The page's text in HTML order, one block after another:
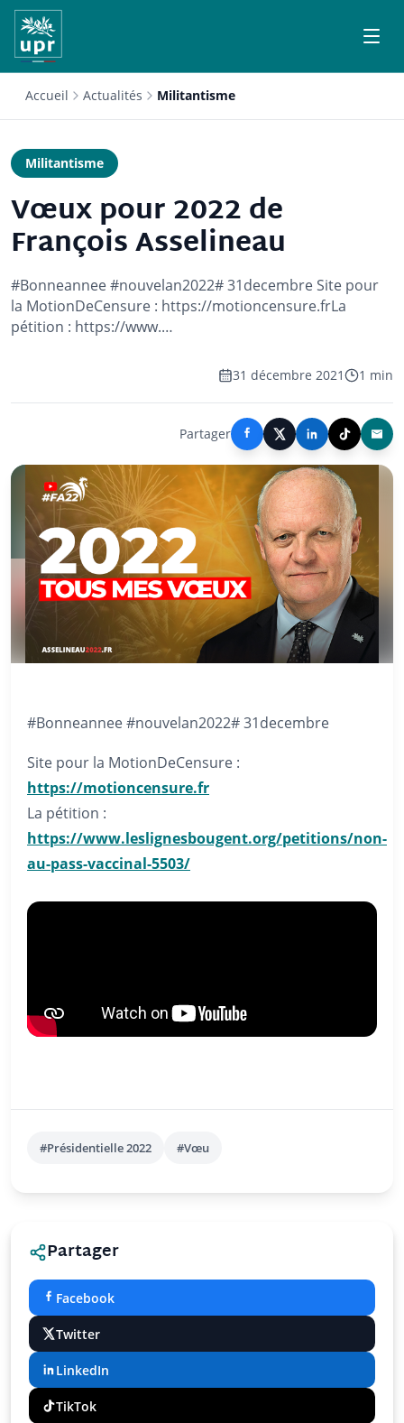
Accueil Actualités Militantisme
Militantisme
Vœux pour 2022 de
François Asselineau
#Bonneannee #nouvelan2022# 31decembre Site pour
la MotionDeCensure : https://motioncensure.frLa
pétition : https://www.…
31 décembre 2021 1 min
Partager
#Bonneannee #nouvelan2022# 31decembre
Site pour la MotionDeCensure :
https://motioncensure.fr
La pétition :
https://www.leslignesbougent.org/petitions/non-
au-pass-vaccinal-5503/
#Présidentielle 2022 #Vœu
Partager
Facebook
Twitter
LinkedIn
TikTok